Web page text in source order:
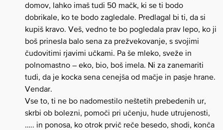
domov, lahko imaš tudi 50 mačk, ki se ti bodo
dobrikale, ko te bodo zagledale. Predlagal bi ti, da si
kupiš kravo. Veš, vedno te bo pogledala prav lepo, ko ji
boš prinesla balo sena za prežvekovanje, s svojimi
čudovitimi rjavimi učkami. Pa še mleko, sveže in
polnomastno – eko, bio, boš imela. Ni za zanemariti
tudi, da je kocka sena cenejša od mačje in pasje hrane.
Vendar.
Vse to, ti ne bo nadomestilo neštetih prebedenih ur,
skrbi ob bolezni, pomoči pri učenju, hude utrujenosti,
….. in ponosa, ko otrok prvič reče besedo, shodi, konča